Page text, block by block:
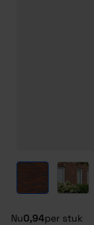
View larger
Nu0,94per stuk